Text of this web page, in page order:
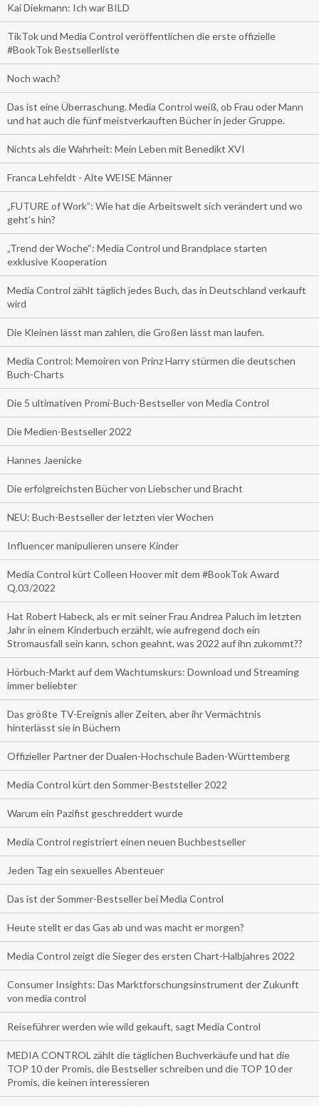
Kai Diekmann: Ich war BILD
TikTok und Media Control veröffentlichen die erste offizielle
#BookTok Bestsellerliste
Noch wach?
Das ist eine Überraschung. Media Control weiß, ob Frau oder Mann
und hat auch die fünf meistverkauften Bücher in jeder Gruppe.
Nichts als die Wahrheit: Mein Leben mit Benedikt XVI
Franca Lehfeldt - Alte WEISE Männer
„FUTURE of Work”: Wie hat die Arbeitswelt sich verändert und wo
geht’s hin?
„Trend der Woche“: Media Control und Brandplace starten
exklusive Kooperation
Media Control zählt täglich jedes Buch, das in Deutschland verkauft
wird
Die Kleinen lässt man zahlen, die Großen lässt man laufen.
Media Control: Memoiren von Prinz Harry stürmen die deutschen
Buch-Charts
Die 5 ultimativen Promi-Buch-Bestseller von Media Control
Die Medien-Bestseller 2022
Hannes Jaenicke
Die erfolgreichsten Bücher von Liebscher und Bracht
NEU: Buch-Bestseller der letzten vier Wochen
Influencer manipulieren unsere Kinder
Media Control kürt Colleen Hoover mit dem #BookTok Award
Q.03/2022
Hat Robert Habeck, als er mit seiner Frau Andrea Paluch im letzten
Jahr in einem Kinderbuch erzählt, wie aufregend doch ein
Stromausfall sein kann, schon geahnt, was 2022 auf ihn zukommt??
Hörbuch-Markt auf dem Wachtumskurs: Download und Streaming
immer beliebter
Das größte TV-Ereignis aller Zeiten, aber ihr Vermächtnis
hinterlässt sie in Büchern
Offizieller Partner der Dualen-Hochschule Baden-Württemberg
Media Control kürt den Sommer-Beststeller 2022
Warum ein Pazifist geschreddert wurde
Media Control registriert einen neuen Buchbestseller
Jeden Tag ein sexuelles Abenteuer
Das ist der Sommer-Bestseller bei Media Control
Heute stellt er das Gas ab und was macht er morgen?
Media Control zeigt die Sieger des ersten Chart-Halbjahres 2022
Consumer Insights: Das Marktforschungsinstrument der Zukunft
von media control
Reiseführer werden wie wild gekauft, sagt Media Control
MEDIA CONTROL zählt die täglichen Buchverkäufe und hat die
TOP 10 der Promis, die Bestseller schreiben und die TOP 10 der
Promis, die keinen interessieren